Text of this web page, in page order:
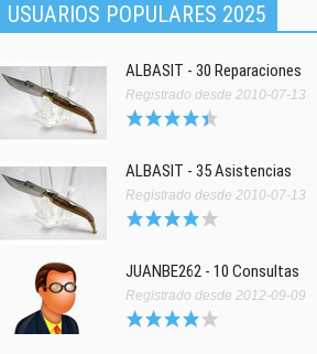
USUARIOS POPULARES 2025
ALBASIT - 30 Reparaciones
Registrado desde 2010-07-13
ALBASIT - 35 Asistencias
Registrado desde 2010-07-13
JUANBE262 - 10 Consultas
Registrado desde 2012-09-09